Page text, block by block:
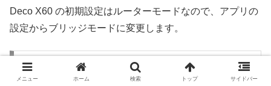
Deco X60 の初期設定はルーターモードなので、アプリの
設定からブリッジモードに変更します。
HUBの配下にぶら下がる形で設置可能
メニュー ホーム 検索 トップ サイドバー